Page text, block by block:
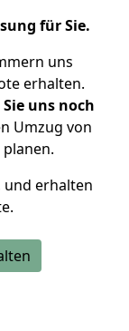
für Sie.
uns
erhalten.
uns noch
Umzug von
und erhalten